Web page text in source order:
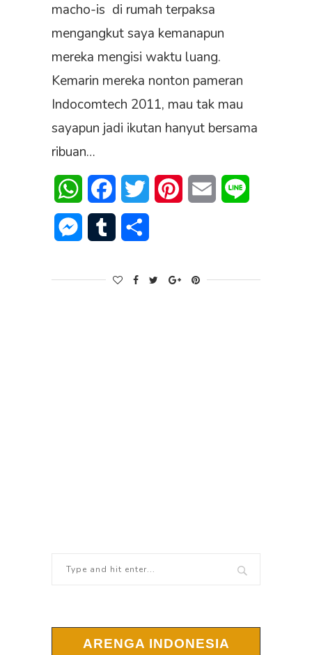
macho-is di rumah terpaksa
mengangkut saya kemanapun
mereka mengisi waktu luang.
Kemarin mereka nonton pameran
Indocomtech 2011, mau tak mau
sayapun jadi ikutan hanyut bersama
ribuan…
WhatsAppFacebookTwitter PinterestEmail
Messenger
Tumblr
ARENGA INDONESIA